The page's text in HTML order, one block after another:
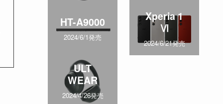
HT-A9000
2024/6/1発売
Xperia 1
Ⅵ
2024/6/21発売
ULT
WEAR
2024/4/26発売